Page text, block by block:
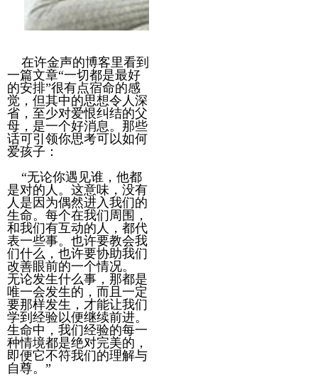
在许金声的博客里看到
一篇文章“一切都是最好
的安排”很有点宿命的感
觉，但其中的思想令人深
省，至少对爱恨纠结的父
母，是一个好消息。那些
话可引领你思考可以如何
爱孩子：
“无论你遇见谁，他都
是对的人。这意味，没有
人是因为偶然进入我们的
生命。每个在我们周围，
和我们有互动的人，都代
表一些事。也许要教会我
们什么，也许要协助我们
改善眼前的一个情况。
无论发生什么事，那都是
唯一会发生的，而且一定
要那样发生，才能让我们
学到经验以便继续前进。
生命中，我们经验的每一
种情境都是绝对完美的，
即便它不符我们的理解与
自尊。”